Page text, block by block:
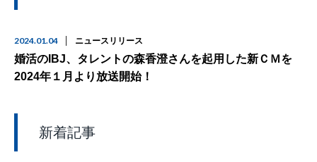
2024.01.04 ニュースリリース
婚活のIBJ、タレントの森香澄さんを起用した新ＣＭを
2024年１月より放送開始！
新着記事